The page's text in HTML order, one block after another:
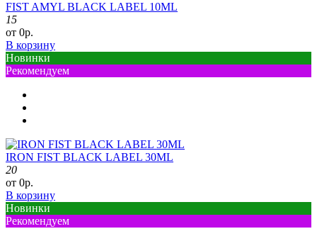
FIST AMYL BLACK LABEL 10ML
15
от 0р.
В корзину
Новинки
Рекомендуем
IRON FIST BLACK LABEL 30ML
20
от 0р.
В корзину
Новинки
Рекомендуем